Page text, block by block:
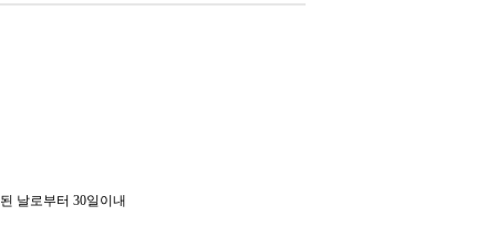
날로부터 30일이내